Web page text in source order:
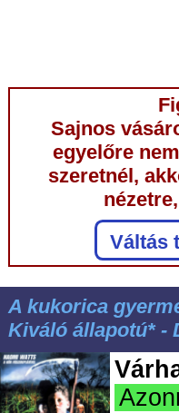
Sajnos
egyelőre
szeretnél,
Váltás
A kukorica
Kiváló állapotú* -